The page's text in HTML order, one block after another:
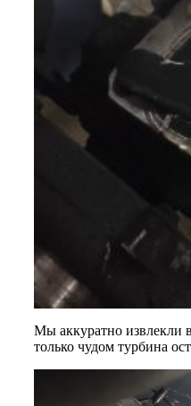
Мы аккуратно извлекли
только чудом турбина